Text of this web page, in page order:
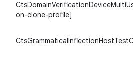
on-clone-profile]